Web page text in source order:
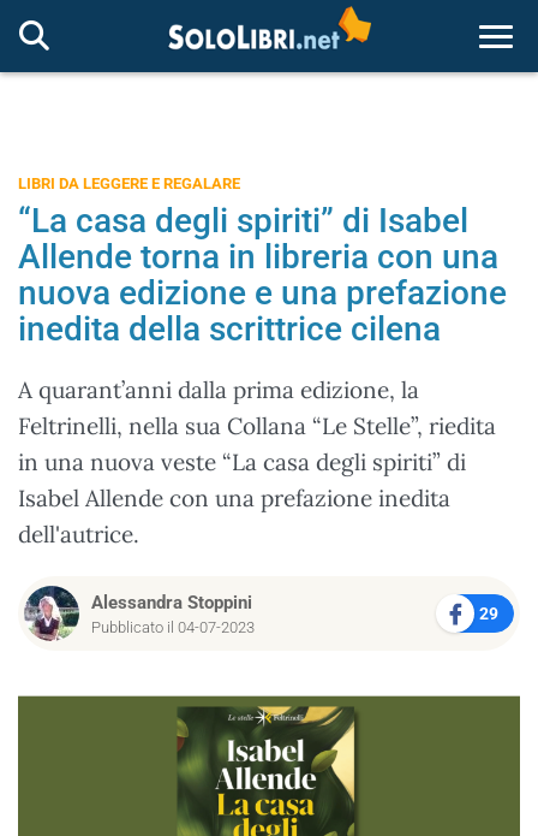
LIBRI DA LEGGERE E REGALARE
“La casa degli spiriti” di Isabel
Allende torna in libreria con una
nuova edizione e una prefazione
inedita della scrittrice cilena
A quarant’anni dalla prima edizione, la
Feltrinelli, nella sua Collana “Le Stelle”, riedita
in una nuova veste “La casa degli spiriti” di
Isabel Allende con una prefazione inedita
dell'autrice.
Alessandra Stoppini
Pubblicato il 04-07-2023
29